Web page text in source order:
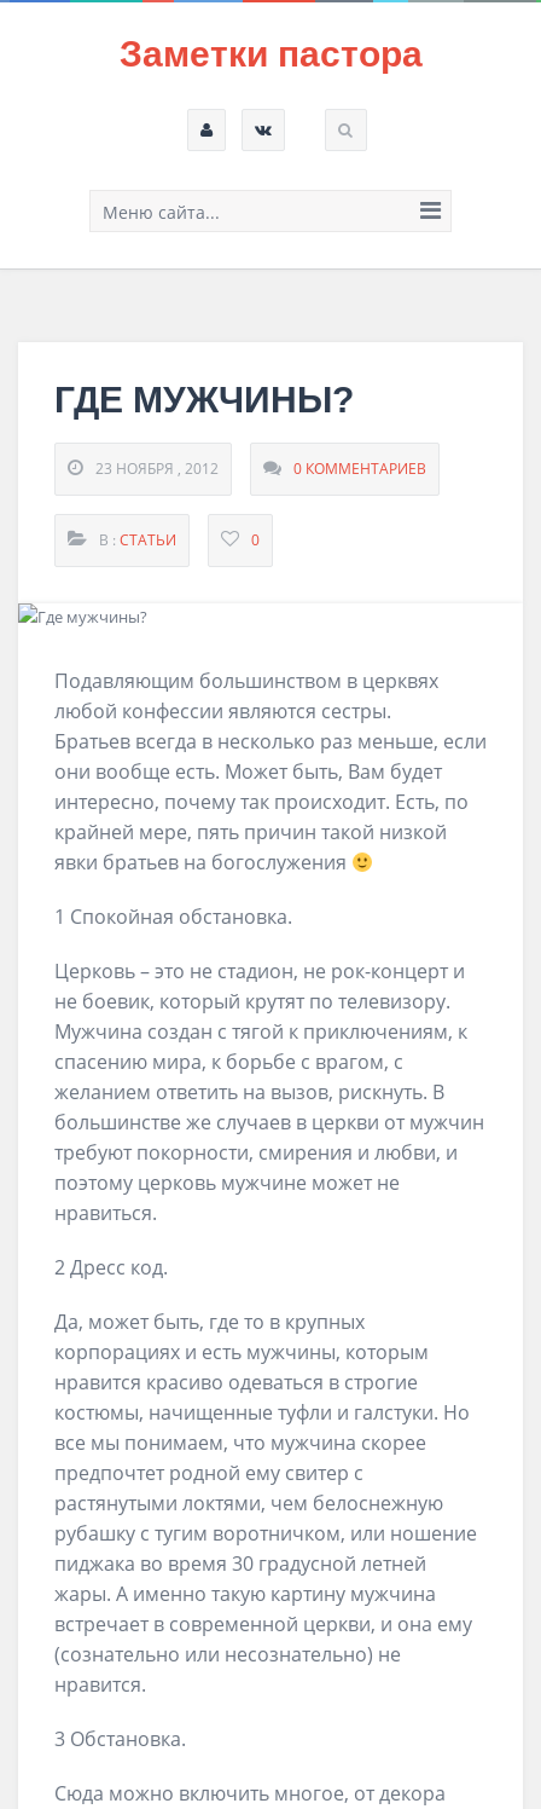
Заметки пастора
Меню сайта...
ГДЕ МУЖЧИНЫ?
23 НОЯБРЯ , 2012 0 КОММЕНТАРИЕВ
В : СТАТЬИ 0
Подавляющим большинством в церквях
любой конфессии являются сестры.
Братьев всегда в несколько раз меньше, если
они вообще есть. Может быть, Вам будет
интересно, почему так происходит. Есть, по
крайней мере, пять причин такой низкой
явки братьев на богослужения
1 Спокойная обстановка.
Церковь – это не стадион, не рок-концерт и
не боевик, который крутят по телевизору.
Мужчина создан с тягой к приключениям, к
спасению мира, к борьбе с врагом, с
желанием ответить на вызов, рискнуть. В
большинстве же случаев в церкви от мужчин
требуют покорности, смирения и любви, и
поэтому церковь мужчине может не
нравиться.
2 Дресс код.
Да, может быть, где то в крупных
корпорациях и есть мужчины, которым
нравится красиво одеваться в строгие
костюмы, начищенные туфли и галстуки. Но
все мы понимаем, что мужчина скорее
предпочтет родной ему свитер с
растянутыми локтями, чем белоснежную
рубашку с тугим воротничком, или ношение
пиджака во время 30 градусной летней
жары. А именно такую картину мужчина
встречает в современной церкви, и она ему
(сознательно или несознательно) не
нравится.
3 Обстановка.
Сюда можно включить многое, от декора